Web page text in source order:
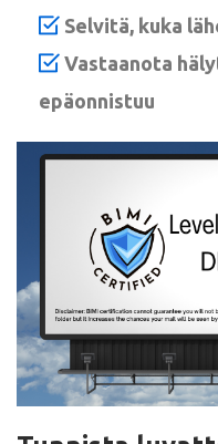
Selvitä, kuka
Vastaanota
epäonnistuu